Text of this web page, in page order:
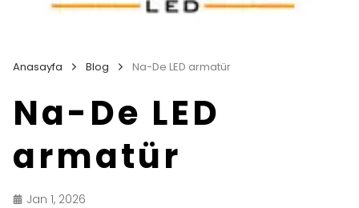
Anasayfa Blog Na-De LED armatür
Na-De LED
armatür
Jan 1, 2026